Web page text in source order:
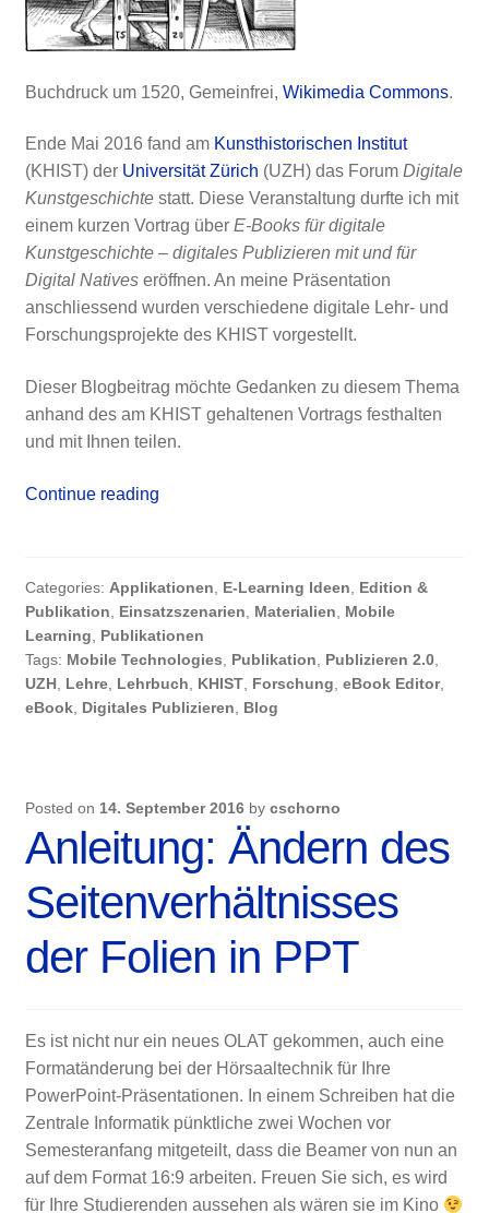
Buchdruck um 1520, Gemeinfrei, Wikimedia Commons.
Ende Mai 2016 fand am Kunsthistorischen Institut
(KHIST) der Universität Zürich (UZH) das Forum Digitale
Kunstgeschichtestatt. Diese Veranstaltung durfte ich mit
einem kurzen Vortrag über E-Books für digitale
Kunstgeschichte – digitales Publizieren mit und für
Digital Nativeseröffnen. An meine Präsentation
anschliessend wurden verschiedene digitale Lehr- und
Forschungsprojekte des KHIST vorgestellt.
Dieser Blogbeitrag möchte Gedanken zu diesem Thema
anhand des am KHIST gehaltenen Vortrags festhalten
und mit Ihnen teilen.
Continue readingE-
Kunstgeschichte
–
Digitales
Publizieren
mit
Categories: Applikationen E-Learning Ideen
Edition &
Publikation
Einsatzszenarien Materialien
Mobile
Learning
Publikationen
Tags: Mobile Technologies Publikation Publizieren 2.0,
UZH, Lehre, Lehrbuch KHIST, Forschung eBook Editor,
eBook, Digitales Publizieren Blog
Posted on 14. September 2016 by cschorno
Anleitung: Ändern des
Seitenverhältnisses
der Folien in PPT
Es ist nicht nur ein neues OLAT gekommen, auch eine
Formatänderung bei der Hörsaaltechnik für Ihre
PowerPoint-Präsentationen. In einem Schreiben hat die
Zentrale Informatik pünktliche zwei Wochen vor
Semesteranfang mitgeteilt, dass die Beamer von nun an
auf dem Format 16:9 arbeiten. Freuen Sie sich, es wird
für Ihre Studierenden aussehen als wären sie im Kino